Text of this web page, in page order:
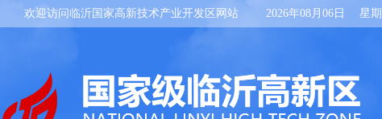
欢迎访问临沂国家高新技术产业开发区网站 2026年08月06日 星